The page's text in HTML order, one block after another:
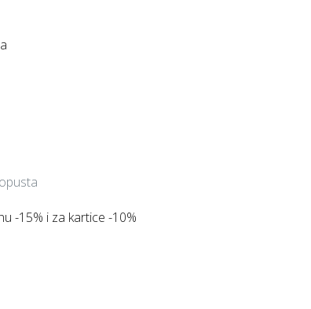
-15% i za kartice -10%